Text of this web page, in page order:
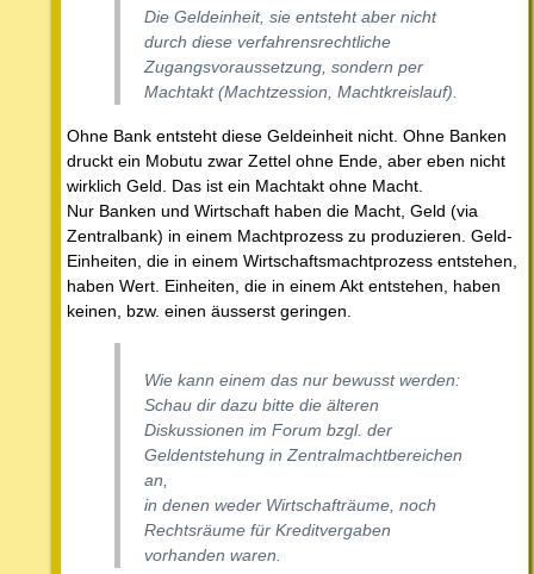
Die Geldeinheit, sie entsteht aber nicht
durch diese verfahrensrechtliche
Zugangsvoraussetzung, sondern per
Machtakt (Machtzession, Machtkreislauf).
Ohne Bank entsteht diese Geldeinheit nicht. Ohne Banken
druckt ein Mobutu zwar Zettel ohne Ende, aber eben nicht
wirklich Geld. Das ist ein Machtakt ohne Macht.
Nur Banken und Wirtschaft haben die Macht, Geld (via
Zentralbank) in einem Machtprozess zu produzieren. Geld-
Einheiten, die in einem Wirtschaftsmachtprozess entstehen,
haben Wert. Einheiten, die in einem Akt entstehen, haben
keinen, bzw. einen äusserst geringen.
Wie kann einem das nur bewusst werden:
Schau dir dazu bitte die älteren
Diskussionen im Forum bzgl. der
Geldentstehung in Zentralmachtbereichen
an,
in denen weder Wirtschafträume, noch
Rechtsräume für Kreditvergaben
vorhanden waren.